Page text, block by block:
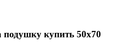
купить 50x70